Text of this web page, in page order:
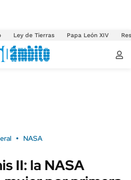
Ley de Tierras Papa León XIV
NASA
II: la NASA